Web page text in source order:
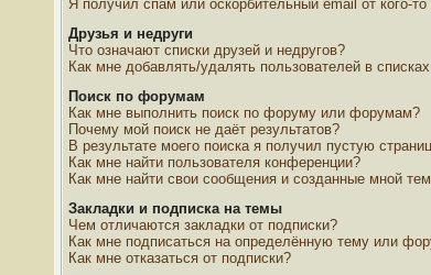
Я получил спам или оскорбительный email от кого-
Друзья и недруги
Что означают списки друзей и недругов?
Как мне добавлять/удалять пользователей в
Поиск по форумам
Как мне выполнить поиск по форуму или форумам?
Почему мой поиск не даёт результатов?
В результате моего поиска я получил пустую
Как мне найти пользователя конференции?
Как мне найти свои сообщения и созданные мной
Закладки и подписка на темы
Чем отличаются закладки от подписки?
Как мне подписаться на определённую тему или
Как мне отказаться от подписки?